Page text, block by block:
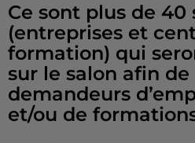
Ce sont plus de
(entreprises et
formation) qui
sur le salon afin
demandeurs
et/ou de